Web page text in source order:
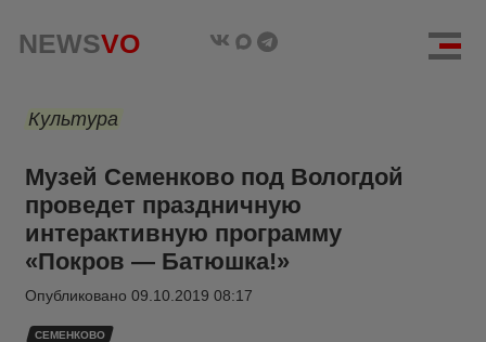
NEWSVO
Культура
Музей Семенково под Вологдой
проведет праздничную
интерактивную программу
«Покров — Батюшка!»
Опубликовано 09.10.2019 08:17
СЕМЕНКОВО